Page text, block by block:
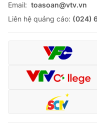
Email: toasoan@vtv.vn
Liên hệ quảng cáo: (024)